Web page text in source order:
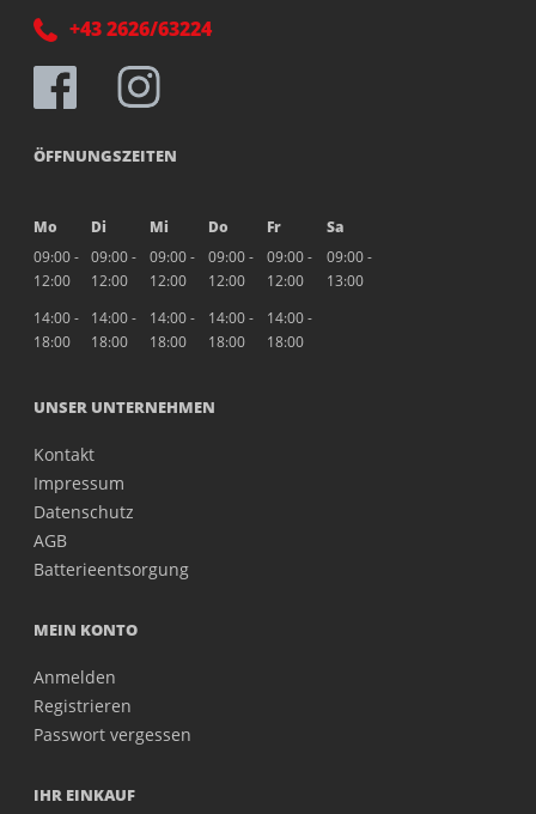
+43 2626/63224
ÖFFNUNGSZEITEN
Mo Di Mi Do Fr
Sa
09:00 -
12:00
09:00 -
12:00
09:00 -
12:00
09:00 -
12:00
09:00 -
12:00
09:00 -
13:00
14:00 -
18:00
14:00 -
18:00
14:00 -
18:00
14:00 -
18:00
14:00 -
18:00
UNSER UNTERNEHMEN
Kontakt
Impressum
Datenschutz
AGB
Batterieentsorgung
MEIN KONTO
Anmelden
Registrieren
Passwort vergessen
IHR EINKAUF